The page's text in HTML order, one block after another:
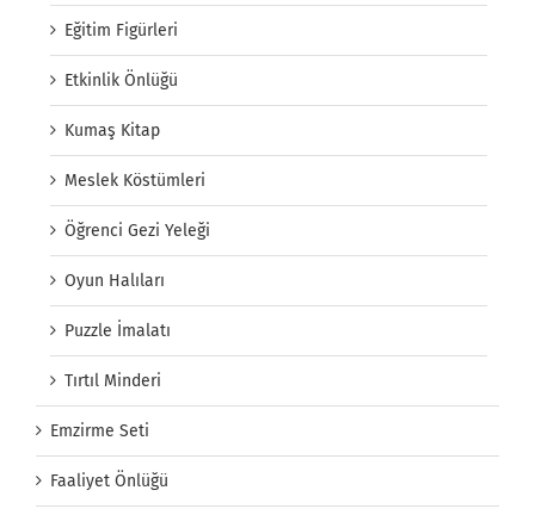
Eğitim Figürleri
Etkinlik Önlüğü
Kumaş Kitap
Meslek Köstümleri
Öğrenci Gezi Yeleği
Oyun Halıları
Puzzle İmalatı
Tırtıl Minderi
Emzirme Seti
Faaliyet Önlüğü